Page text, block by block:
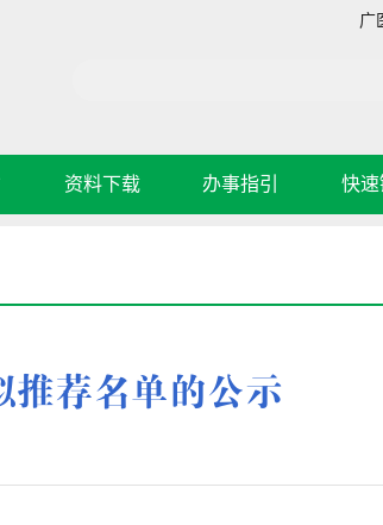
广
资料下载 办事指引 快
荐名单的公示